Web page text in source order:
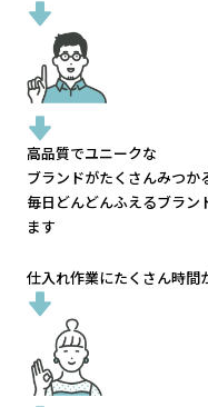
高品質でユニークな
ブランドがたくさんみつか
毎日どんどんふえるブラン
ます
仕入れ作業にたくさん時間